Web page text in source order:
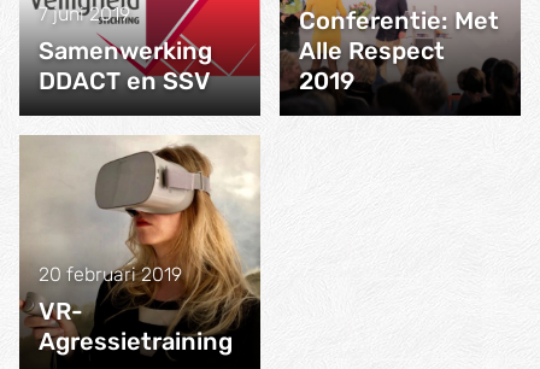
7 juni 2019
Samenwerking
DDACT en SSV
Conferentie: Met
Alle Respect
2019
20 februari 2019
VR-
Agressietraining